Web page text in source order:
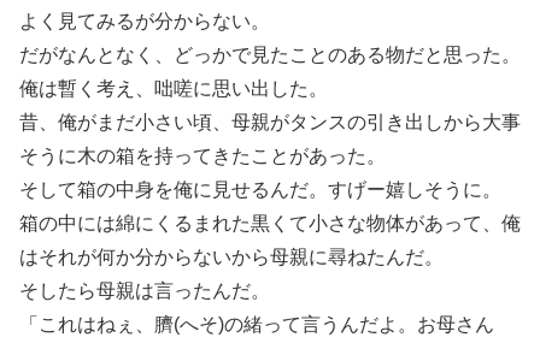
よく見てみるが分からない。
だがなんとなく、どっかで見たことのある物だと思った。
俺は暫く考え、咄嗟に思い出した。
昔、俺がまだ小さい頃、母親がタンスの引き出しから大事
そうに木の箱を持ってきたことがあった。
そして箱の中身を俺に見せるんだ。すげー嬉しそうに。
箱の中には綿にくるまれた黒くて小さな物体があって、俺
はそれが何か分からないから母親に尋ねたんだ。
そしたら母親は言ったんだ。
「これはねぇ、臍(へそ)の緒って言うんだよ。お母さん